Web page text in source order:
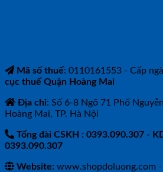
Mã số thuế: 0110161553 - Cấp
cục thuế Quận Hoàng Mai
Địa chỉ: Số 6-8 Ngõ 71 Phố
Hoàng Mai, TP. Hà Nội
Tổng đài CSKH : 0393.090.307 -
0393.090.307
Website: www.shopdoluong.com -